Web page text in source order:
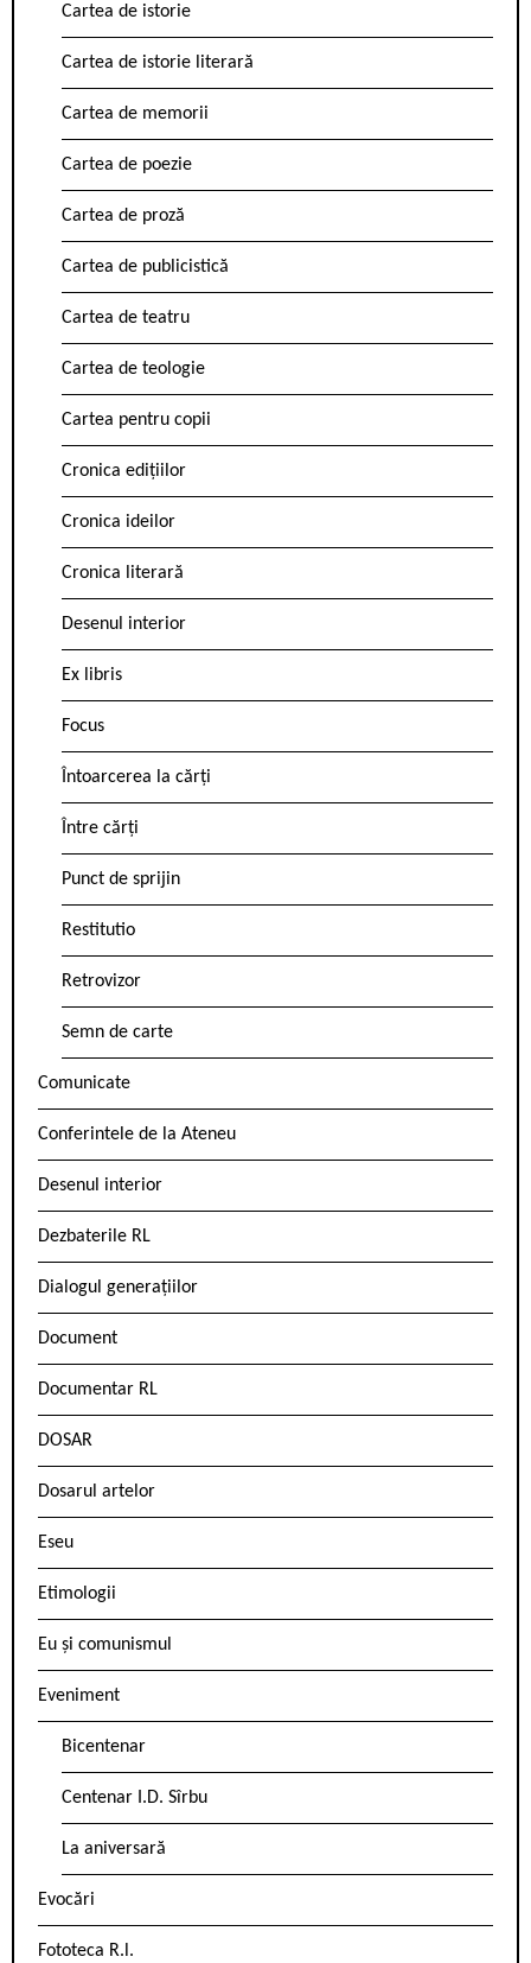
Cartea de istorie
Cartea de istorie literară
Cartea de memorii
Cartea de poezie
Cartea de proză
Cartea de publicistică
Cartea de teatru
Cartea de teologie
Cartea pentru copii
Cronica edițiilor
Cronica ideilor
Cronica literară
Desenul interior
Ex libris
Focus
Întoarcerea la cărți
Între cărți
Punct de sprijin
Restitutio
Retrovizor
Semn de carte
Comunicate
Conferintele de la Ateneu
Desenul interior
Dezbaterile RL
Dialogul generațiilor
Document
Documentar RL
DOSAR
Dosarul artelor
Eseu
Etimologii
Eu și comunismul
Eveniment
Bicentenar
Centenar I.D. Sîrbu
La aniversară
Evocări
Fototeca R.l.